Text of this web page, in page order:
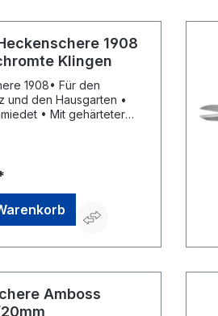
1908
Klingen
1908• Für den
und den Hausgarten •
gehärteter
und Astabschneider
Klingen • Rote
Freund
GmbH,
4, 73614 Schorndorf,
Amboss